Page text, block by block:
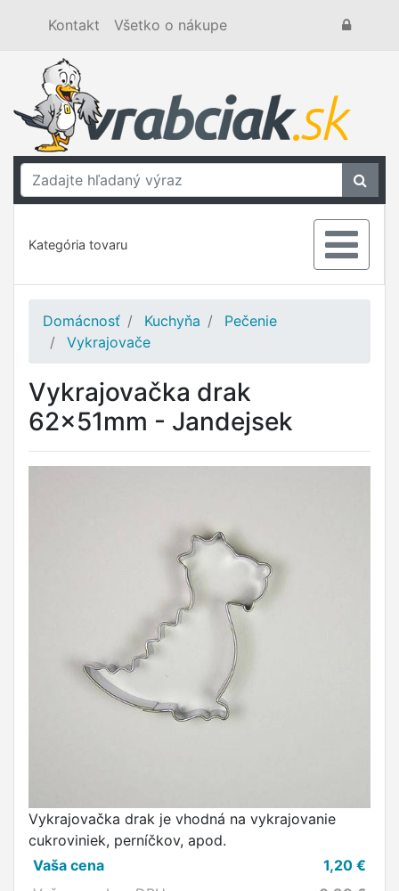
Kontakt Všetko o nákupe
Kategória tovaru
Domácnosť Kuchyňa
Pečenie
Vykrajovače
Vykrajovačka drak
62x51mm - Jandejsek
Vykrajovačka drak je vhodná na vykrajovanie
cukroviniek, perníčkov, apod.
Vaša cena
1,20 €